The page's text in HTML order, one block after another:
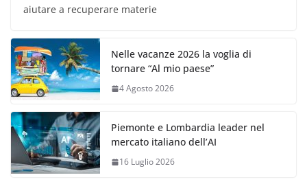
aiutare a recuperare materie
Nelle vacanze 2026 la voglia di
tornare “Al mio paese”
4 Agosto 2026
Piemonte e Lombardia leader nel
mercato italiano dell’AI
16 Luglio 2026